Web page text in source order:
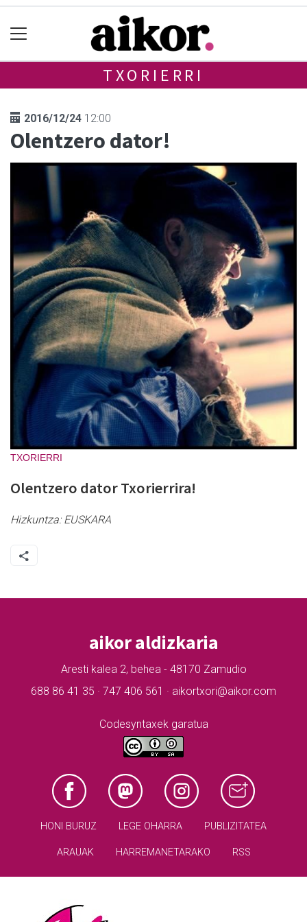
TXORIERRI
2016/12/24 12:00
Olentzero dator!
TXORIERRI
Olentzero dator Txorierrira!
Hizkuntza:EUSKARA
aikor aldizkaria
Aresti kalea 2, behea - 48170 Zamudio
688 86 41 35 · 747 406 561 · aikortxori@aikor.com
Codesyntaxek garatua
HONI BURUZ LEGE OHARRA PUBLIZITATEA
ARAUAK HARREMANETARAKO RSS